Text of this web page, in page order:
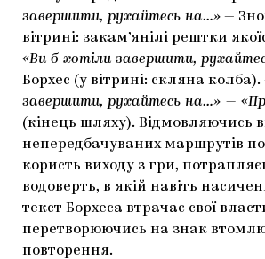
завершити, рухайтесь на…» —
вітрині: закам’янілі рештки
«Ви б хотіли завершити,
Борхес (у вітрині: скляна колба).
завершити, рухайтесь на…» —
(кінець шляху). Відмовляючись
непередбачуваних маршрутів
користь виходу з гри,
водоверть, в якій навіть
текст Борхеса втрачає свої
перетворюючись на знак
повторення.